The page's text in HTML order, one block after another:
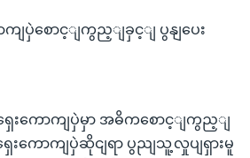
ကျပှဲစောင့ျကွည့ျခှင့ျ ပွနျပေး
ရှေးကောကျပှဲမှာ အဓိကစောင့ျကွည့ျ
ေးကောကျပှဲဆိုငျရာ ပွညျသူ့လှုပျရှားမူ